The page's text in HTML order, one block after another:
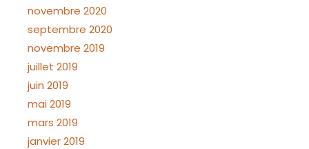
novembre 2020
septembre 2020
novembre 2019
juillet 2019
juin 2019
mai 2019
mars 2019
janvier 2019